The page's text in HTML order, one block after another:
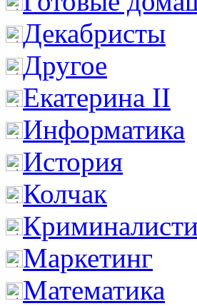
Декабристы
Другое
Екатерина II
Информатика
История
Колчак
Маркетинг
Математика